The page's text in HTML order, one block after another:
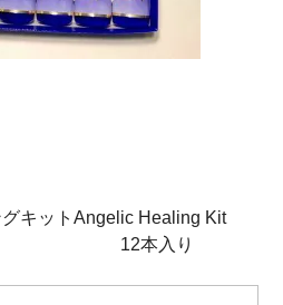
キットAngelic Healing Kit
ット) 12本入り